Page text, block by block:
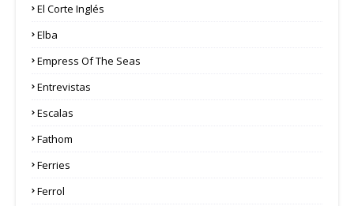
El Corte Inglés
Elba
Empress Of The Seas
Entrevistas
Escalas
Fathom
Ferries
Ferrol